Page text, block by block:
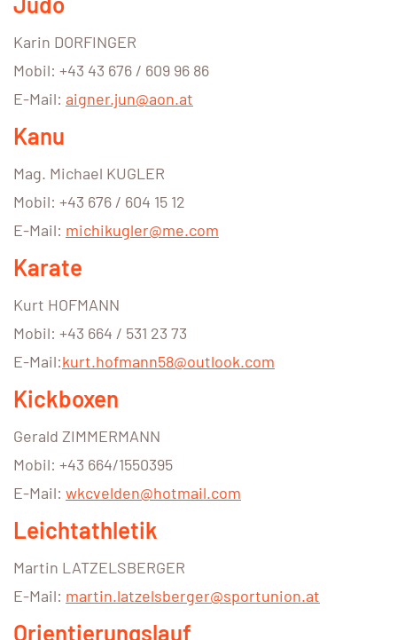
Karin DORFINGER
Mobil: +43 43 676 / 609 96 86
E-Mail: aigner.jun@aon.at
Kanu
Mag. Michael KUGLER
Mobil: +43 676 / 604 15 12
E-Mail: michikugler@me.com
Karate
Kurt HOFMANN
Mobil: +43 664 / 531 23 73
E-Mail:kurt.hofmann58@outlook.com
Kickboxen
Gerald ZIMMERMANN
Mobil: +43 664/1550395
E-Mail: wkcvelden@hotmail.com
Leichtathletik
Martin LATZELSBERGER
E-Mail: martin.latzelsberger@sportunion.at
Orientierungslauf